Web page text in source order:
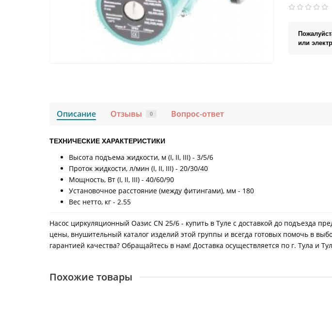
или
Описание Отзывы 0 Вопрос-ответ
ТЕХНИЧЕСКИЕ ХАРАКТЕРИСТИКИ
Высота подъема жидкости, м (I, II, III) - 3/5/6
Проток жидкости, л/мин (I, II, III) - 20/30/40
Мощность, Вт (I, II, III) - 40/60/90
Установочное расстояние (между фитингами), мм - 180
Вес нетто, кг - 2.55
Насос циркуляционный Оазис CN 25/6 - купить в Туле с доставкой до подъезда
цены, внушительный каталог изделий этой группы и всегда готовых помочь в
гарантией качества? Обращайтесь в нам! Доставка осуществляется по г. Тула и
Похожие товары